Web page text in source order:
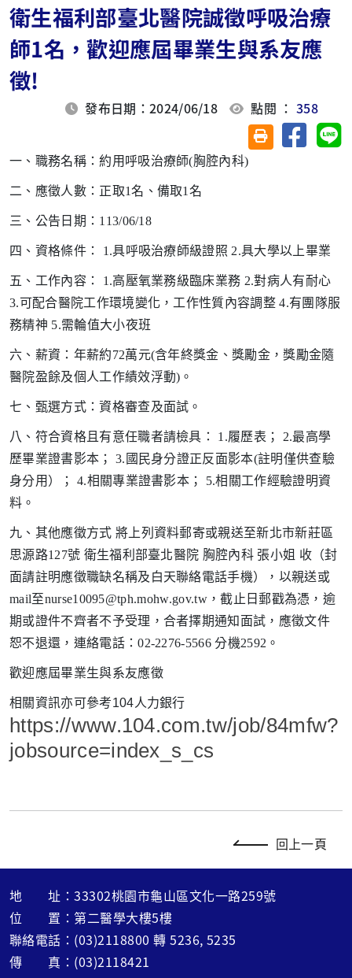
衛生福利部臺北醫院誠徵呼吸治療
師1名，歡迎應屆畢業生與系友應
徵!
發布日期：2024/06/18 點閱 ：358
友善列印(另開視
分享至
一、職務名稱：約用呼吸治療師(胸腔內科)
二、應徵人數：正取1名、備取1名
三、公告日期：113/06/18
四、資格條件： 1.具呼吸治療師級證照 2.具大學以上畢業
五、工作內容： 1.高壓氧業務級臨床業務 2.對病人有耐心
3.可配合醫院工作環境變化，工作性質內容調整 4.有團隊服
務精神 5.需輪值大小夜班
六、薪資：年薪約72萬元(含年終獎金、獎勵金，獎勵金隨
醫院盈餘及個人工作績效浮動)。
七、甄選方式：資格審查及面試。
八、符合資格且有意任職者請檢具： 1.履歷表； 2.最高學
歷畢業證書影本； 3.國民身分證正反面影本(註明僅供查驗
身分用）； 4.相關專業證書影本； 5.相關工作經驗證明資
料。
九、其他應徵方式 將上列資料郵寄或親送至新北市新莊區
思源路127號 衛生福利部臺北醫院 胸腔內科 張小姐 收（封
面請註明應徵職缺名稱及白天聯絡電話手機），以親送或
mail至nurse10095@tph.mohw.gov.tw，截止日郵戳為憑，逾
期或證件不齊者不予受理，合者擇期通知面試，應徵文件
恕不退還，連絡電話：02-2276-5566 分機2592。
歡迎應屆畢業生與系友應徵
相關資訊亦可參考104人力銀行
https://www.104.com.tw/job/84mfw?
jobsource=index_s_cs
回上一頁
地 址：33302桃園市龜山區文化一路259號
位 置：第二醫學大樓5樓
聯絡電話：(03)2118800 轉 5236, 5235
傳 真：(03)2118421